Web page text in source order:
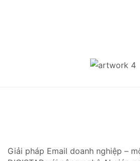
Giải pháp Email doanh nghiệp –